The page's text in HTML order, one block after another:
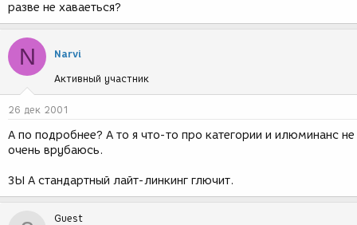
разве не хаваеться?
N Narvi
Активный участник
26 дек 2001
А по подробнее? А то я что-то про категории и илюминанс не
очень врубаюсь.
ЗЫ А стандартный лайт-линкинг глючит.
Guest